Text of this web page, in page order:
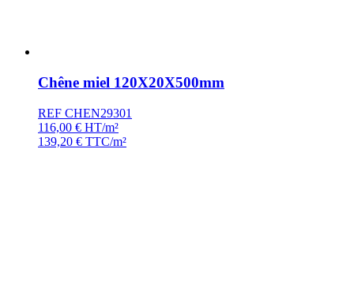
Chêne miel 120X20X500mm
REF CHEN29301
116,00 € HT/m²
139,20 € TTC/m²